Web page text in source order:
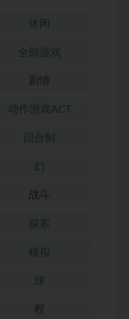
休闲
全部游戏
剧情
动作游戏ACT
回合制
幻
战斗
探索
模拟
球
程